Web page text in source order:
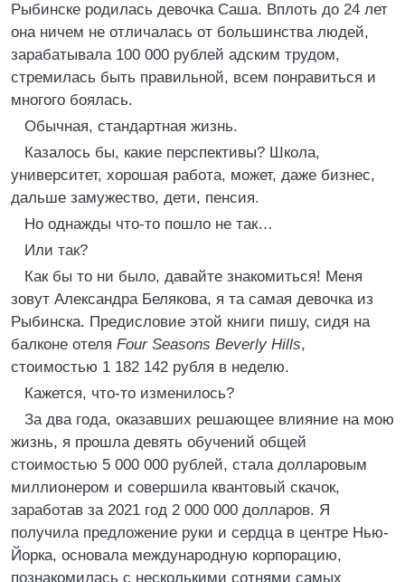
Рыбинске родилась девочка Саша. Вплоть до 24 лет
она ничем не отличалась от большинства людей,
зарабатывала 100 000 рублей адским трудом,
стремилась быть правильной, всем понравиться и
многого боялась.
Обычная, стандартная жизнь.
Казалось бы, какие перспективы? Школа,
университет, хорошая работа, может, даже бизнес,
дальше замужество, дети, пенсия.
Но однажды что-то пошло не так…
Или так?
Как бы то ни было, давайте знакомиться! Меня
зовут Александра Белякова, я та самая девочка из
Рыбинска. Предисловие этой книги пишу, сидя на
балконе отеля Four Seasons Beverly Hills,
стоимостью 1 182 142 рубля в неделю.
Кажется, что-то изменилось?
За два года, оказавших решающее влияние на мою
жизнь, я прошла девять обучений общей
стоимостью 5 000 000 рублей, стала долларовым
миллионером и совершила квантовый скачок,
заработав за 2021 год 2 000 000 долларов. Я
получила предложение руки и сердца в центре Нью-
Йорка, основала международную корпорацию,
познакомилась с несколькими сотнями самых